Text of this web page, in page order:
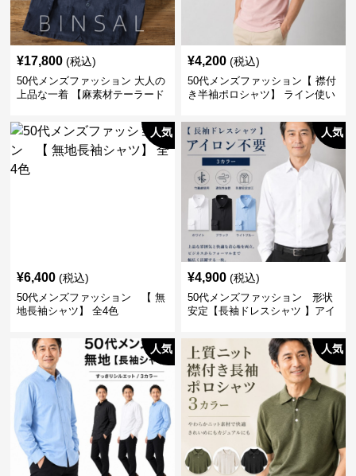
¥17,800 (税込)
50代メンズファッション 大人の
上品な一着 【麻素材テーラード
¥4,200 (税込)
50代メンズファッション【 襟付
き半袖ポロシャツ】 ライン使い
人気
¥6,400 (税込)
50代メンズファッション 【 無
地長袖シャツ】 全4色
人気
¥4,900 (税込)
50代メンズファッション 形状
安定【長袖ドレスシャツ 】アイ
人気 人気